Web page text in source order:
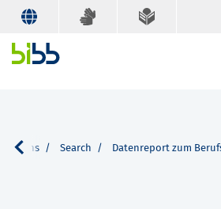
Search Datenreport zum